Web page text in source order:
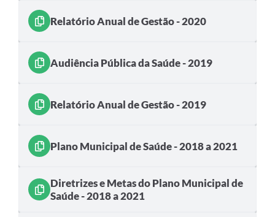
Relatório Anual de Gestão - 2020
Audiência Pública da Saúde - 2019
Relatório Anual de Gestão - 2019
Plano Municipal de Saúde - 2018 a 2021
Diretrizes e Metas do Plano Municipal de
Saúde - 2018 a 2021